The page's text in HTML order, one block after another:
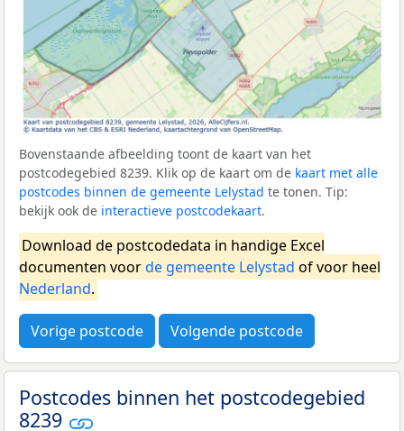
Bovenstaande afbeelding toont de kaart van het
postcodegebied 8239. Klik op de kaart om de kaart met alle
postcodes binnen de gemeente Lelystad te tonen. Tip:
bekijk ook de interactieve postcodekaart.
Download de postcodedata in handige Excel
documenten voorde gemeente Lelystad of voor heel
Nederland.
Vorige postcode Volgende postcode
Postcodes binnen het postcodegebied
8239